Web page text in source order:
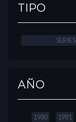
TIPO
SERIES
AÑO
1980 1981